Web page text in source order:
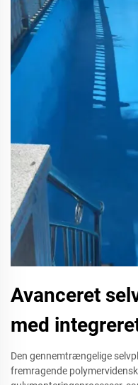
Avanceret
med
Den gennemtrængelige
fremragende